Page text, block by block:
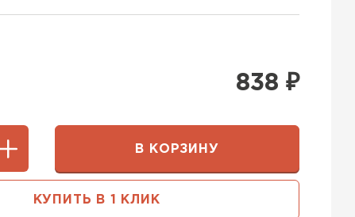
838 ₽
В КОРЗИНУ
КУПИТЬ В 1 КЛИК